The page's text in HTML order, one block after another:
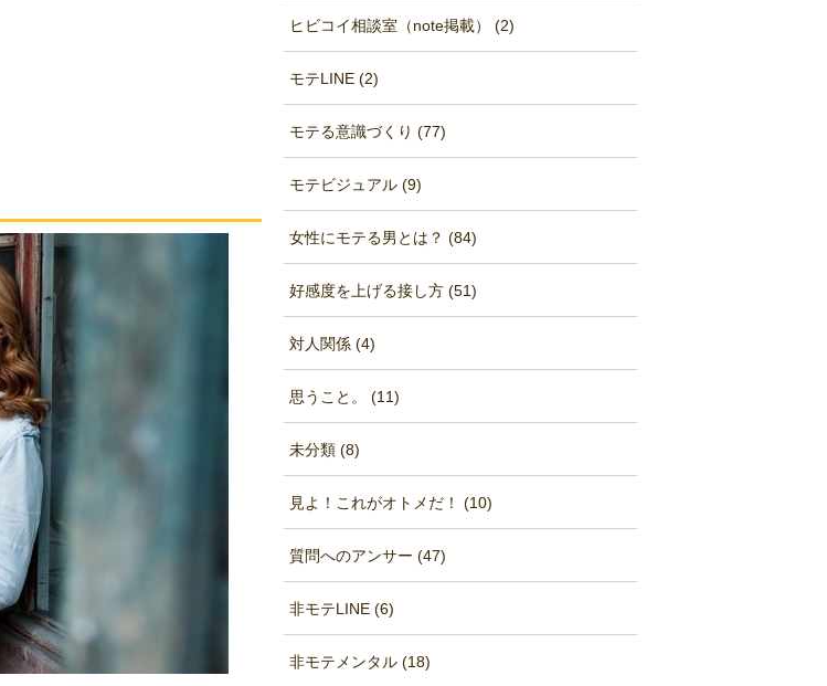
ヒビコイ相談室（note掲載） (2)
モテLINE (2)
モテる意識づくり (77)
モテビジュアル (9)
女性にモテる男とは？ (84)
好感度を上げる接し方 (51)
対人関係 (4)
思うこと。 (11)
未分類 (8)
見よ！これがオトメだ！ (10)
質問へのアンサー (47)
非モテLINE (6)
非モテメンタル (18)